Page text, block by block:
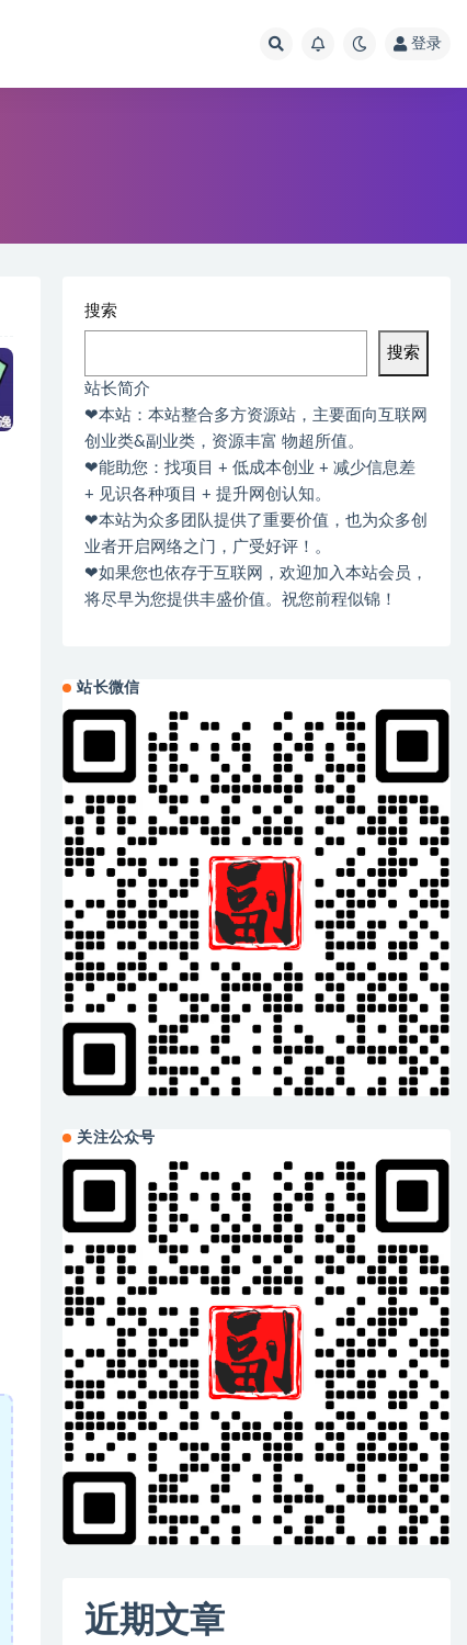
登录
搜索
搜索
站长简介
❤本站：本站整合多方资源站，主要面向互联网
创业类&副业类，资源丰富 物超所值。
❤能助您：找项目 + 低成本创业 + 减少信息差
+ 见识各种项目 + 提升网创认知。
❤本站为众多团队提供了重要价值，也为众多创
业者开启网络之门，广受好评！。
❤如果您也依存于互联网，欢迎加入本站会员，
将尽早为您提供丰盛价值。祝您前程似锦！
站长微信
关注公众号
近期文章